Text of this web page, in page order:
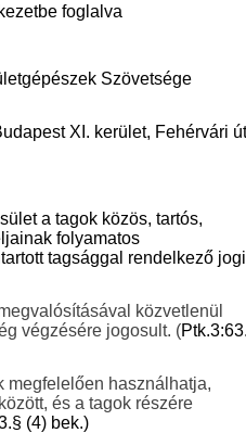
foglalva
Szövetsége
XI. kerület, Fehérvári út
a tagok közös, tartós,
folyamatos
tagsággal rendelkező jogi
közvetlenül
végzésére jogosult. (
megfelelően használhatja,
és a tagok részére
(4) bek.)